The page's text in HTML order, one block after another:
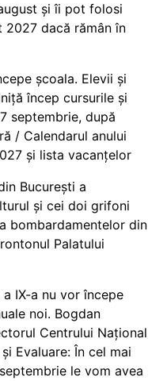
și îi pot folosi
2027 dacă rămân în
școala. Elevii și
încep cursurile și
septembrie, după
/ Calendarul anului
și lista vacanțelor
București a
și cei doi grifoni
bombardamentelor din
Palatului
IX-a nu vor începe
noi. Bogdan
Centrului Național
Evaluare: În cel mai
le vom avea